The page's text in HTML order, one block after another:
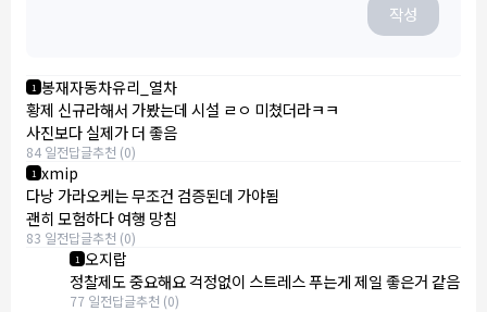
작성
1 봉재자동차유리_열차
황제 신규라해서 가봤는데 시설 ㄹㅇ 미쳤더라ㅋㅋ
사진보다 실제가 더 좋음
84 일전답글추천 (0)
1 xmip
다낭 가라오케는 무조건 검증된데 가야됨
괜히 모험하다 여행 망침
83 일전답글추천 (0)
1 오지랍
정찰제도 중요해요 걱정없이 스트레스 푸는게 제일 좋은거 같음
77 일전답글추천 (0)